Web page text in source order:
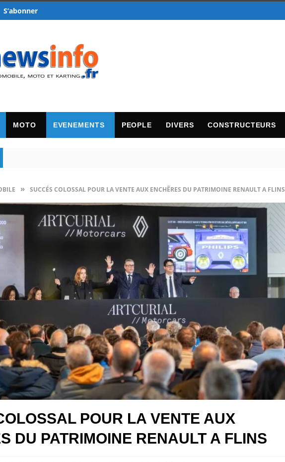
S’abonner
MOTO EVENEMENTS PEOPLE DIVERS CONSTRUCTEURS
» SUCCÉS COLOSSAL POUR LA VENTE AUX ENCHÊRES DU PATRIMOINE RENAULT A FLINS
POUR LA VENTE AUX
DU PATRIMOINE RENAULT A FLINS